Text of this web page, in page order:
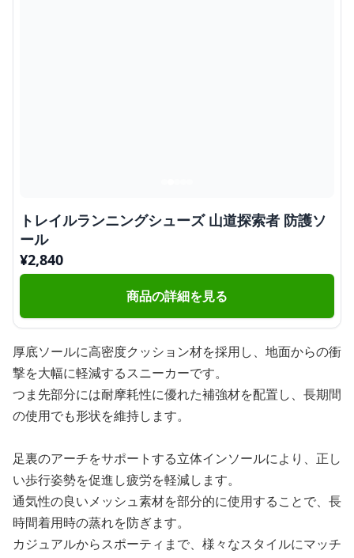
トレイルランニングシューズ 山道探索者 防護ソ
ール
¥2,840
商品の詳細を見る
厚底ソールに高密度クッション材を採用し、地面からの衝
撃を大幅に軽減するスニーカーです。
つま先部分には耐摩耗性に優れた補強材を配置し、長期間
の使用でも形状を維持します。
足裏のアーチをサポートする立体インソールにより、正し
い歩行姿勢を促進し疲労を軽減します。
通気性の良いメッシュ素材を部分的に使用することで、長
時間着用時の蒸れを防ぎます。
カジュアルからスポーティまで、様々なスタイルにマッチ